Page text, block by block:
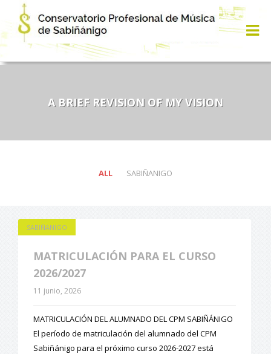
A BRIEF REVISION OF MY VISION
ALL SABIÑANIGO
SABIÑANIGO
MATRICULACIÓN PARA EL CURSO
2026/2027
11 junio, 2026
MATRICULACIÓN DEL ALUMNADO DEL CPM SABIÑÁNIGO
El período de matriculación del alumnado del CPM
Sabiñánigo para el próximo curso 2026-2027 está